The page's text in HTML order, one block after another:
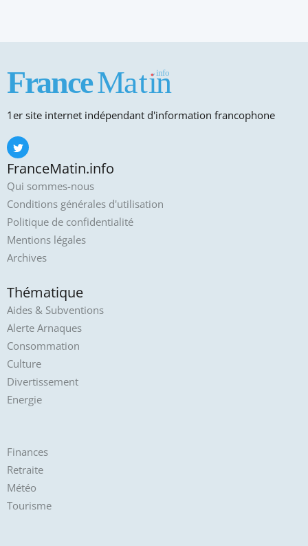
1er site internet indépendant d'information francophone
FranceMatin.info
Qui sommes-nous
Conditions générales d'utilisation
Politique de confidentialité
Mentions légales
Archives
Thématique
Aides & Subventions
Alerte Arnaques
Consommation
Culture
Divertissement
Energie
Finances
Retraite
Météo
Tourisme